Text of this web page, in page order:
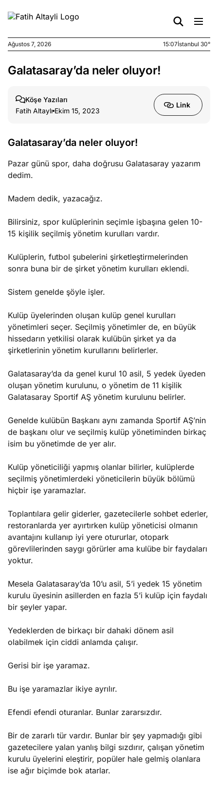
Ağustos
kirli
6, 2026
yasalar
Ağustos
5, 2026
caiz
Köşe
Yazıları
Spor
Yazıları
Yazıları
Ağustos 7, 2026 15:07İstanbul 30°
Galatasaray’da neler oluyor!
Köşe Yazıları
Fatih Altaylı Ekim 15, 2023
Link
Galatasaray’da neler oluyor!
Pazar günü spor, daha doğrusu Galatasaray yazarım
dedim.
Madem dedik, yazacağız.
Bilirsiniz, spor kulüplerinin seçimle işbaşına gelen 10-
15 kişilik seçilmiş yönetim kurulları vardır.
Kulüplerin, futbol şubelerini şirketleştirmelerinden
sonra buna bir de şirket yönetim kurulları eklendi.
Sistem genelde şöyle işler.
Kulüp üyelerinden oluşan kulüp genel kurulları
yönetimleri seçer. Seçilmiş yönetimler de, en büyük
hissedarın yetkilisi olarak kulübün şirket ya da
şirketlerinin yönetim kurullarını belirlerler.
Galatasaray’da da genel kurul 10 asil, 5 yedek üyeden
oluşan yönetim kurulunu, o yönetim de 11 kişilik
Galatasaray Sportif AŞ yönetim kurulunu belirler.
Genelde kulübün Başkanı aynı zamanda Sportif AŞ’nin
de başkanı olur ve seçilmiş kulüp yönetiminden birkaç
isim bu yönetimde de yer alır.
Kulüp yöneticiliği yapmış olanlar bilirler, kulüplerde
seçilmiş yönetimlerdeki yöneticilerin büyük bölümü
hiçbir işe yaramazlar.
Toplantılara gelir giderler, gazetecilerle sohbet ederler,
restoranlarda yer ayırtırken kulüp yöneticisi olmanın
avantajını kullanıp iyi yere otururlar, otopark
görevlilerinden saygı görürler ama kulübe bir faydaları
yoktur.
Mesela Galatasaray’da 10’u asil, 5’i yedek 15 yönetim
kurulu üyesinin asillerden en fazla 5’i kulüp için faydalı
bir şeyler yapar.
Yedeklerden de birkaçı bir dahaki dönem asil
olabilmek için ciddi anlamda çalışır.
Gerisi bir işe yaramaz.
Bu işe yaramazlar ikiye ayrılır.
Efendi efendi oturanlar. Bunlar zararsızdır.
Bir de zararlı tür vardır. Bunlar bir şey yapmadığı gibi
gazetecilere yalan yanlış bilgi sızdırır, çalışan yönetim
kurulu üyelerini eleştirir, popüler hale gelmiş olanlara
ise ağır biçimde bok atarlar.